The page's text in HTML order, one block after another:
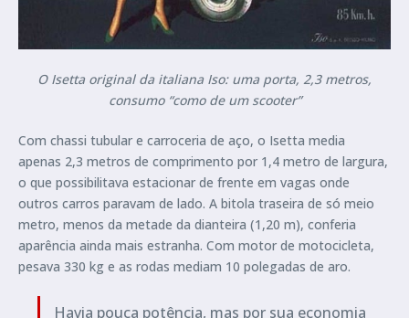
O Isetta original da italiana Iso: uma porta, 2,3 metros,
consumo “como de um scooter”
Com chassi tubular e carroceria de aço, o Isetta media
apenas 2,3 metros de comprimento por 1,4 metro de largura,
o que possibilitava estacionar de frente em vagas onde
outros carros paravam de lado. A bitola traseira de só meio
metro, menos da metade da dianteira (1,20 m), conferia
aparência ainda mais estranha. Com motor de motocicleta,
pesava 330 kg e as rodas mediam 10 polegadas de aro.
Havia pouca potência, mas por sua economia